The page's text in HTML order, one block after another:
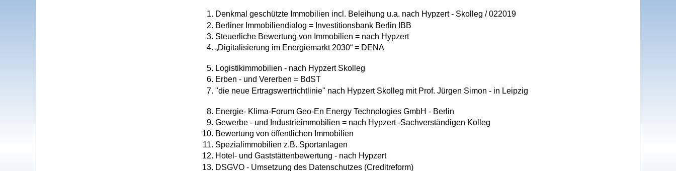
Denkmal geschützte Immobilien incl. Beleihung u.a. nach Hypzert - Skolleg / 022019
Berliner Immobiliendialog = Investitionsbank Berlin IBB
Steuerliche Bewertung von Immobilien = nach Hypzert
„Digitalisierung im Energiemarkt 2030“ = DENA
Logistikimmobilien - nach Hypzert Skolleg
Erben - und Vererben = BdST
"die neue Ertragswertrichtlinie" nach Hypzert Skolleg mit Prof. Jürgen Simon - in Leipzig
Energie- Klima-Forum Geo-En Energy Technologies GmbH - Berlin
Gewerbe - und Industrieimmobilien = nach Hypzert -Sachverständigen Kolleg
Bewertung von öffentlichen Immobilien
Spezialimmobilien z.B. Sportanlagen
Hotel- und Gaststättenbewertung - nach Hypzert
DSGVO - Umsetzung des Datenschutzes (Creditreform)